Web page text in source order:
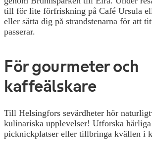
till för lite förfriskning på Café Ursula
eller sätta dig på strandstenarna för att
passerar.
För gourmeter och
kaffeälskare
Till Helsingfors sevärdheter hör
kulinariska upplevelser! Utforska
picknickplatser eller tillbringa kvällen i